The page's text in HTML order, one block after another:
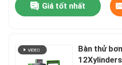
Giá tốt nhất
Bàn thử